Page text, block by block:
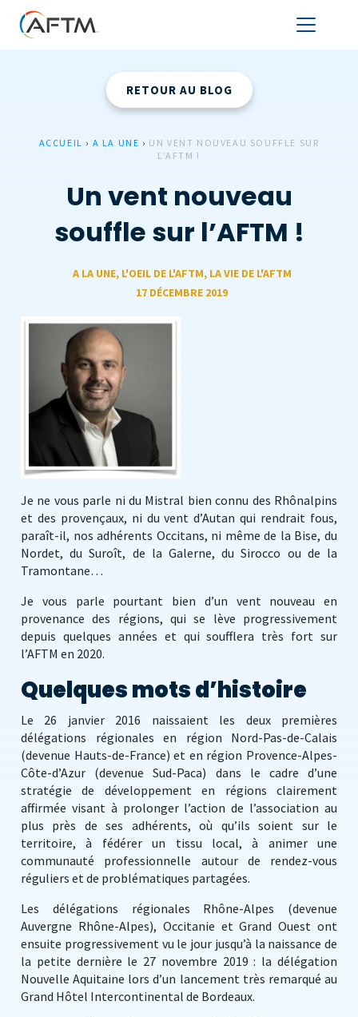
RETOUR AU BLOG
ACCUEIL › A LA UNE › UN VENT NOUVEAU SOUFFLE SUR
L’AFTM !
Un vent nouveau
souffle sur l’AFTM !
A LA UNE, L'OEIL DE L'AFTM, LA VIE DE L'AFTM
17 DÉCEMBRE 2019
Je ne vous parle ni du Mistral bien connu des Rhônalpins
et des provençaux, ni du vent d’Autan qui rendrait fous,
paraît-il, nos adhérents Occitans, ni même de la Bise, du
Nordet, du Suroît, de la Galerne, du Sirocco ou de la
Tramontane…
Je vous parle pourtant bien d’un vent nouveau en
provenance des régions, qui se lève progressivement
depuis quelques années et qui soufflera très fort sur
l’AFTM en 2020.
Quelques mots d’histoire
Le 26 janvier 2016 naissaient les deux premières
délégations régionales en région Nord-Pas-de-Calais
(devenue Hauts-de-France) et en région Provence-Alpes-
Côte-d’Azur (devenue Sud-Paca) dans le cadre d’une
stratégie de développement en régions clairement
affirmée visant à prolonger l’action de l’association au
plus près de ses adhérents, où qu’ils soient sur le
territoire, à fédérer un tissu local, à animer une
communauté professionnelle autour de rendez-vous
réguliers et de problématiques partagées.
Les délégations régionales Rhône-Alpes (devenue
Auvergne Rhône-Alpes), Occitanie et Grand Ouest ont
ensuite progressivement vu le jour jusqu’à la naissance de
la petite dernière le 27 novembre 2019 : la délégation
Nouvelle Aquitaine lors d’un lancement très remarqué au
Grand Hôtel Intercontinental de Bordeaux.